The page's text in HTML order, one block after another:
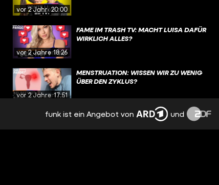
vor 2 Jahren20:00
vor 2 Jahren18:26
FAME IM TRASH TV: MACHT LUISA DAFÜR
WIRKLICH ALLES?
vor 2 Jahren17:51
MENSTRUATION: WISSEN WIR ZU WENIG
ÜBER DEN ZYKLUS?
EMOTIONEN, TRENNUNG,
NERVENZUSAMMENBRUCH: PMS
funk ist ein Angebot von und